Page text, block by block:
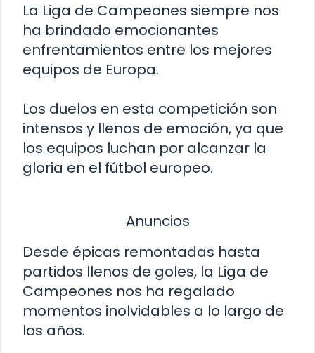
La Liga de Campeones siempre nos
ha brindado emocionantes
enfrentamientos entre los mejores
equipos de Europa.
Los duelos en esta competición son
intensos y llenos de emoción, ya que
los equipos luchan por alcanzar la
gloria en el fútbol europeo.
Anuncios
Desde épicas remontadas hasta
partidos llenos de goles, la Liga de
Campeones nos ha regalado
momentos inolvidables a lo largo de
los años.